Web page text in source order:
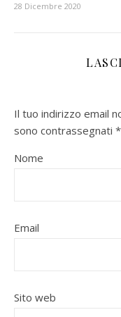
28 Dicembre 2020
Il tuo indirizzo email
sono contrassegnati *
Nome
Email
Sito web